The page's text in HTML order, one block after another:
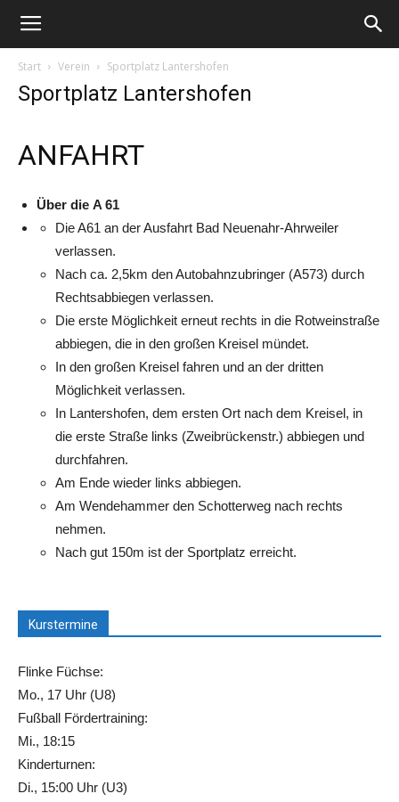
Start Verein Sportplatz Lantershofen
Sportplatz Lantershofen
ANFAHRT
Über die A 61
Die A61 an der Ausfahrt Bad Neuenahr-Ahrweiler
verlassen.
Nach ca. 2,5km den Autobahnzubringer (A573) durch
Rechtsabbiegen verlassen.
Die erste Möglichkeit erneut rechts in die Rotweinstraße
abbiegen, die in den großen Kreisel mündet.
In den großen Kreisel fahren und an der dritten
Möglichkeit verlassen.
In Lantershofen, dem ersten Ort nach dem Kreisel, in
die erste Straße links (Zweibrückenstr.) abbiegen und
durchfahren.
Am Ende wieder links abbiegen.
Am Wendehammer den Schotterweg nach rechts
nehmen.
Nach gut 150m ist der Sportplatz erreicht.
Kurstermine
Flinke Füchse:
Mo., 17 Uhr (U8)
Fußball Fördertraining:
Mi., 18:15
Kinderturnen:
Di., 15:00 Uhr (U3)